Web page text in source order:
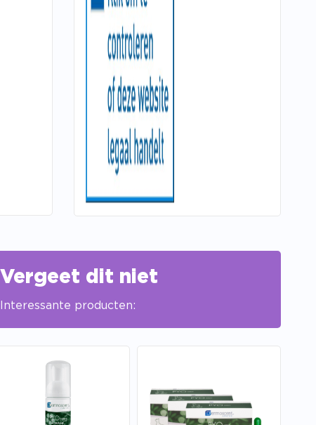
Vergeet dit niet
Interessante producten: